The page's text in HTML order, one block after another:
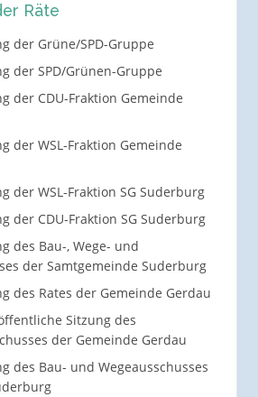
Räte
der Grüne/SPD-Gruppe
der SPD/Grünen-Gruppe
der CDU-Fraktion Gemeinde
der WSL-Fraktion Gemeinde
der WSL-Fraktion SG Suderburg
der CDU-Fraktion SG Suderburg
des Bau-, Wege- und
der Samtgemeinde Suderburg
des Rates der Gemeinde Gerdau
Sitzung des
der Gemeinde Gerdau
des Bau- und Wegeausschusses